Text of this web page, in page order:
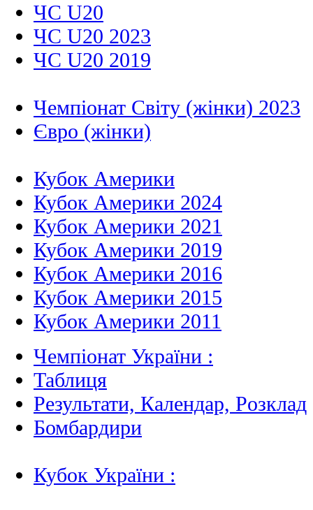
ЧС U20
ЧС U20 2023
ЧС U20 2019
Чемпіонат Світу (жінки) 2023
Євро (жінки)
Кубок Америки
Кубок Америки 2024
Кубок Америки 2021
Кубок Америки 2019
Кубок Америки 2016
Кубок Америки 2015
Кубок Америки 2011
Чемпіонат України :
Таблиця
Результати, Календар, Poзклад
Бомбардири
Кубок України :